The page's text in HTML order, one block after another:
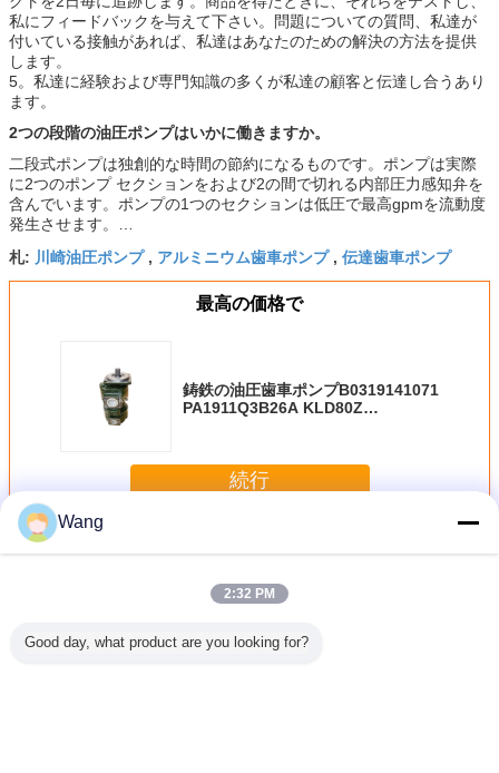
私にフィードバックを与えて下さい。問題についての質問、私達が
付いている接触があれば、私達はあなたのための解決の方法を提供
します。
5。私達に経験および専門知識の多くが私達の顧客と伝達し合うあり
ます。
2つの段階の油圧ポンプはいかに働きますか。
二段式ポンプは独創的な時間の節約になるものです。ポンプは実際
に2つのポンプ セクションをおよび2の間で切れる内部圧力感知弁を
含んでいます。ポンプの1つのセクションは低圧で最高gpmを流動度
発生させます。…
札: 川崎油圧ポンプ, アルミニウム歯車ポンプ, 伝達歯車ポンプ
最高の価格で
鋳鉄の油圧歯車ポンプB0319141071
PA1911Q3B26A KLD80Z
続行
多く川崎の歯車ポンプ
Wang
2:32 PM
Good day, what product are you looking for?